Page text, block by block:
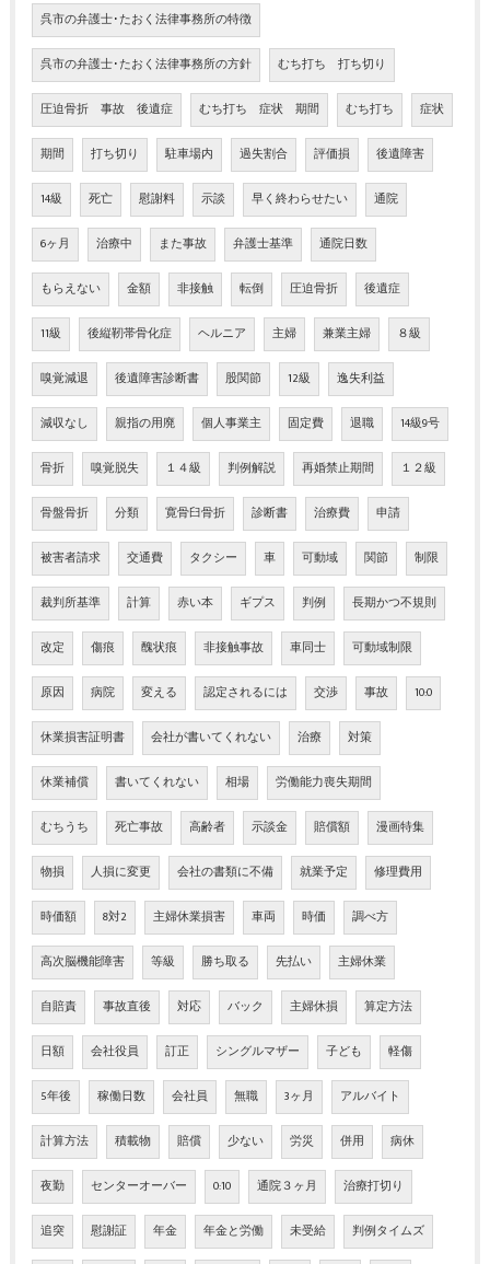
呉市の弁護士･たおく法律事務所の特徴
呉市の弁護士･たおく法律事務所の方針 むち打ち 打ち切り
圧迫骨折 事故 後遺症 むち打ち 症状 期間 むち打ち 症状
期間 打ち切り 駐車場内 過失割合 評価損 後遺障害
14級 死亡 慰謝料 示談 早く終わらせたい 通院
6ヶ月 治療中 また事故 弁護士基準 通院日数
もらえない 金額 非接触 転倒 圧迫骨折 後遺症
11級 後縦靭帯骨化症 ヘルニア 主婦 兼業主婦 ８級
嗅覚減退 後遺障害診断書 股関節 12級 逸失利益
減収なし 親指の用廃 個人事業主 固定費 退職 14級9号
骨折 嗅覚脱失 １４級 判例解説 再婚禁止期間 １２級
骨盤骨折 分類 寛骨臼骨折 診断書 治療費 申請
被害者請求 交通費 タクシー 車 可動域 関節 制限
裁判所基準 計算 赤い本 ギプス 判例 長期かつ不規則
改定 傷痕 醜状痕 非接触事故 車同士 可動域制限
原因 病院 変える 認定されるには 交渉 事故 10:0
休業損害証明書 会社が書いてくれない 治療 対策
休業補償 書いてくれない 相場 労働能力喪失期間
むちうち 死亡事故 高齢者 示談金 賠償額 漫画特集
物損 人損に変更 会社の書類に不備 就業予定 修理費用
時価額 8対2 主婦休業損害 車両 時価 調べ方
高次脳機能障害 等級 勝ち取る 先払い 主婦休業
自賠責 事故直後 対応 バック 主婦休損 算定方法
日額 会社役員 訂正 シングルマザー 子ども 軽傷
5年後 稼働日数 会社員 無職 3ヶ月 アルバイト
計算方法 積載物 賠償 少ない 労災 併用 病休
夜勤 センターオーバー 0:10 通院３ヶ月 治療打切り
追突 慰謝証 年金 年金と労働 未受給 判例タイムズ